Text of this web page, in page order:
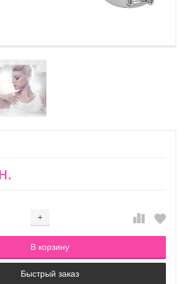
+
Добавляется...
В корзину
Добавлен
Быстрый заказ